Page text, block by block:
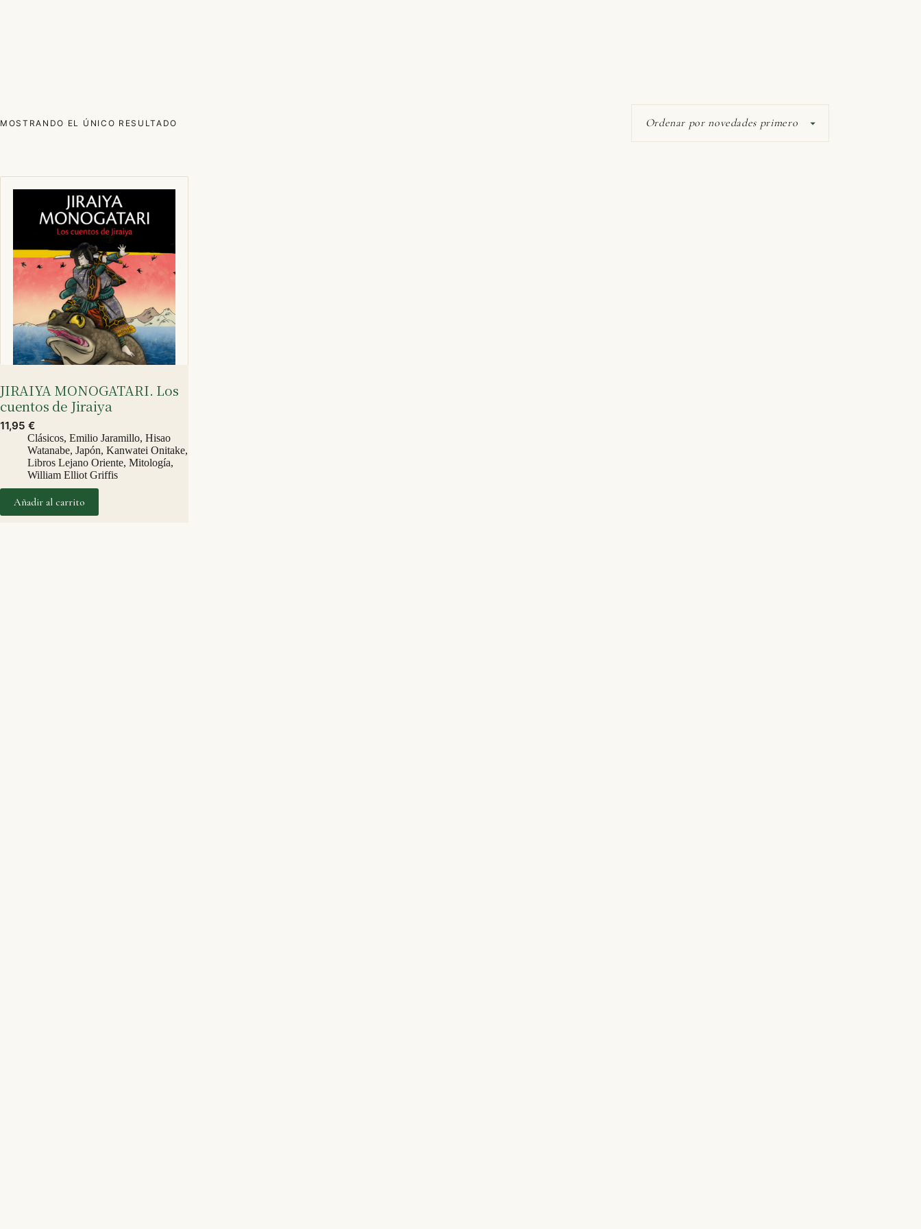
MOSTRANDO EL ÚNICO RESULTADO
JIRAIYA MONOGATARI. Los
cuentos de Jiraiya
11,95 €
Clásicos, Emilio Jaramillo, Hisao
Watanabe, Japón, Kanwatei Onitake,
Libros Lejano Oriente, Mitología,
William Elliot Griffis
Añadir al carrito